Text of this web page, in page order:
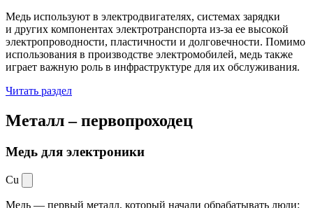
Медь используют в электродвигателях, системах зарядки
и других компонентах электротранспорта из-за ее высокой
электропроводности, пластичности и долговечности. Помимо
использования в производстве электромобилей, медь также
играет важную роль в инфраструктуре для их обслуживания.
Читать раздел
Металл –первопроходец
Медь для электроники
Cu
Медь — первый металл, который начали обрабатывать люди: